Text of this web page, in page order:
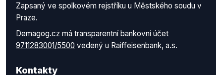
Zapsaný ve spolkovém rejstříku u Městského soudu v
Praze.
Demagog.cz má transparentní bankovní účet
9711283001/5500 vedený u Raiffeisenbank, a.s.
Kontakty